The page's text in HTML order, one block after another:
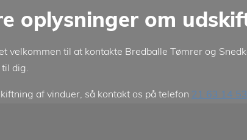
oplysninger om
velkommen til at kontakte Bredballe Tømrer og
dig.
af vinduer, så kontakt os på telefon 21 63 14 53